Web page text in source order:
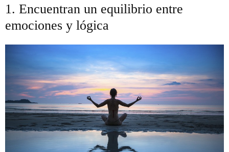
1. Encuentran un equilibrio entre
emociones y lógica